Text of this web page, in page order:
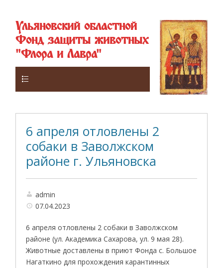
Ульяновский областной
Фонд защиты животных
"Флора и Лавра"
6 апреля отловлены 2
собаки в Заволжском
районе г. Ульяновска
admin
07.04.2023
6 апреля отловлены 2 собаки в Заволжском
районе (ул. Академика Сахарова, ул. 9 мая 28).
Животные доставлены в приют Фонда с. Большое
Нагаткино для прохождения карантинных